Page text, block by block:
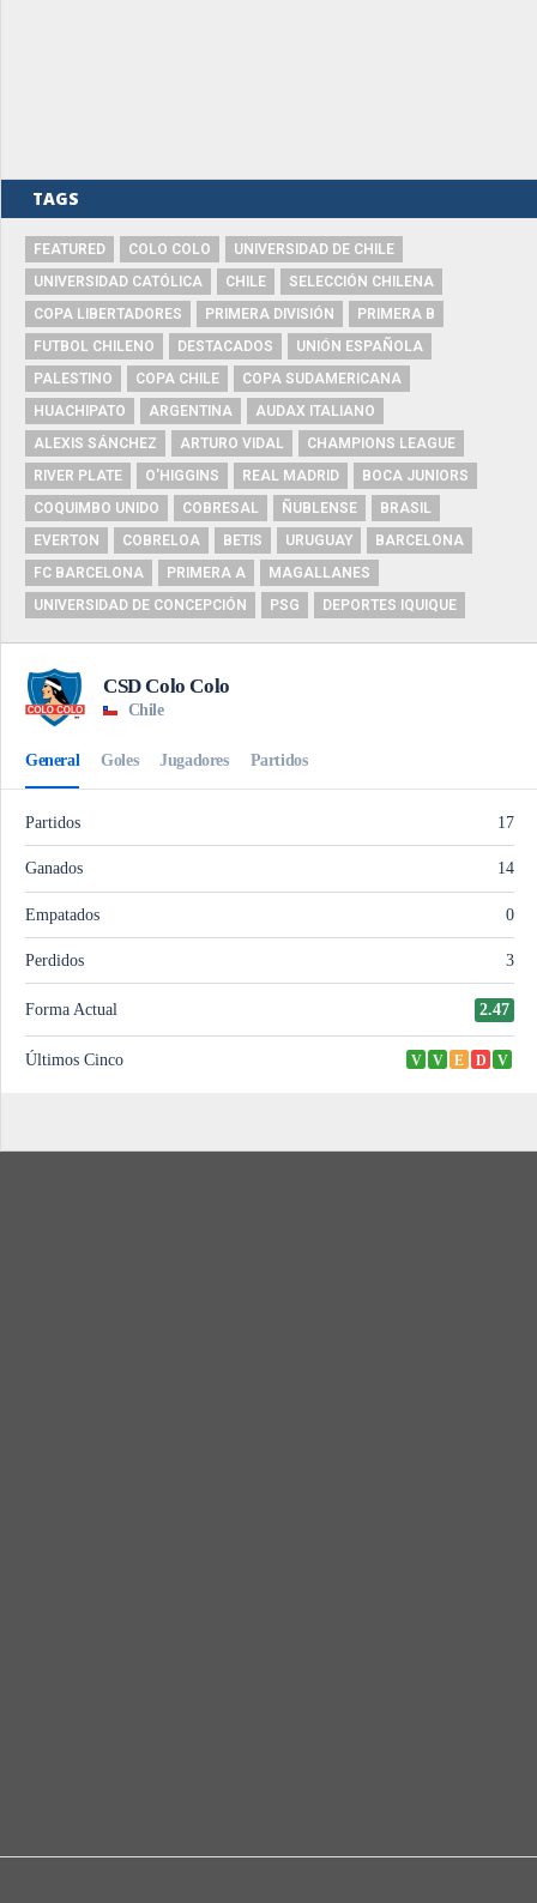
TAGS
FEATURED COLO COLO
UNIVERSIDAD DE CHILE
UNIVERSIDAD CATÓLICA
CHILE
SELECCIÓN CHILENA
COPA LIBERTADORES
PRIMERA DIVISIÓN
PRIMERA B
FUTBOL CHILENO
DESTACADOS
UNIÓN ESPAÑOLA
PALESTINO
COPA CHILE
COPA SUDAMERICANA
HUACHIPATO
ARGENTINA
AUDAX ITALIANO
ALEXIS SÁNCHEZ
ARTURO VIDAL
CHAMPIONS LEAGUE
RIVER PLATE
O'HIGGINS REAL MADRID
BOCA JUNIORS
COQUIMBO UNIDO
COBRESAL ÑUBLENSE
BRASIL
EVERTON
COBRELOA BETIS URUGUAY
BARCELONA
FC BARCELONA
PRIMERA A
MAGALLANES
UNIVERSIDAD DE CONCEPCIÓN
PSG DEPORTES IQUIQUE